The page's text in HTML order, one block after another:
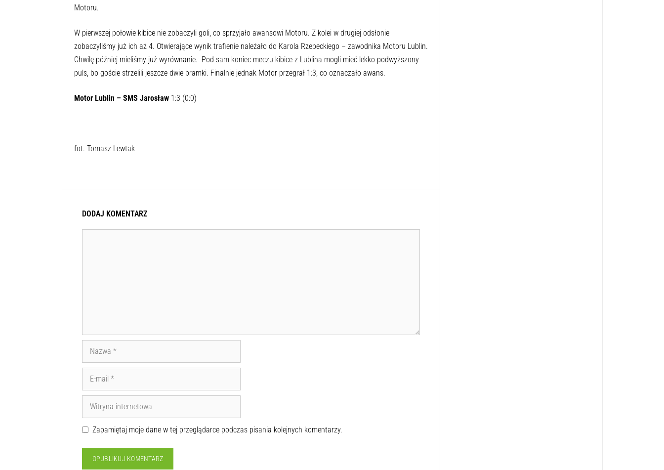
Motoru.
W pierwszej połowie kibice nie zobaczyli goli, co sprzyjało awansowi Motoru. Z kolei w drugiej odsłonie
zobaczyliśmy już ich aż 4. Otwierające wynik trafienie należało do Karola Rzepeckiego – zawodnika Motoru Lublin.
Chwilę później mieliśmy już wyrównanie. Pod sam koniec meczu kibice z Lublina mogli mieć lekko podwyższony
puls, bo goście strzelili jeszcze dwie bramki. Finalnie jednak Motor przegrał 1:3, co oznaczało awans.
Motor Lublin – SMS Jarosław1:3 (0:0)
fot. Tomasz Lewtak
DODAJ KOMENTARZ
Zapamiętaj moje dane w tej przeglądarce podczas pisania kolejnych komentarzy.